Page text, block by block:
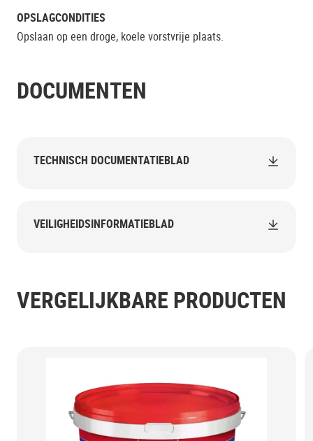
OPSLAGCONDITIES
Opslaan op een droge, koele vorstvrije plaats.
DOCUMENTEN
TECHNISCH DOCUMENTATIEBLAD
VEILIGHEIDSINFORMATIEBLAD
VERGELIJKBARE PRODUCTEN